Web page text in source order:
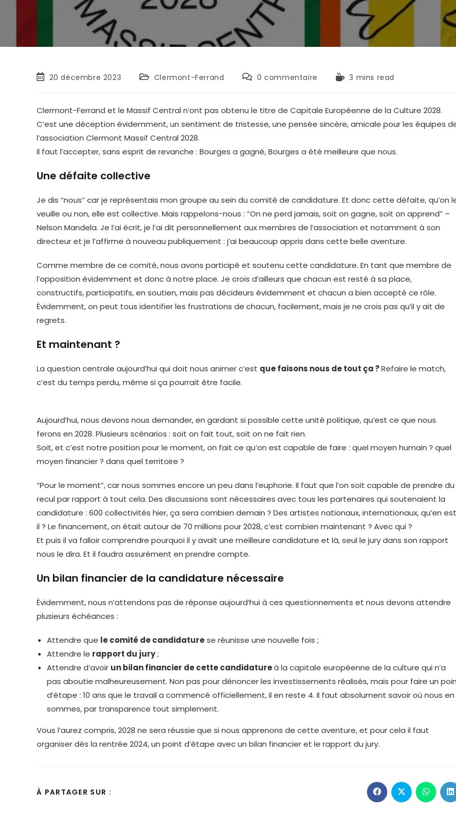
Publication
20 décembre 2023
PostClermont-Ferrand
Commentaires
publication :
0 commentaire
Temps3 mins read
Clermont-Ferrand et le Massif Central n’ont pas obtenu le titre de Capitale Européenne de la Culture 2028.
C’est une déception évidemment, un sentiment de tristesse, une pensée sincère, amicale pour les équipes
l’association Clermont Massif Central 2028.
Il faut l’accepter, sans esprit de revanche : Bourges a gagné, Bourges a été meilleure que nous.
Une défaite collective
Je dis “nous” car je représentais mon groupe au sein du comité de candidature. Et donc cette défaite, qu’on
veuille ou non, elle est collective. Mais rappelons-nous : “On ne perd jamais, soit on gagne, soit on apprend” –
Nelson Mandela. Je l’ai écrit, je l’ai dit personnellement aux membres de l’association et notamment à son
directeur et je l’affirme à nouveau publiquement : j’ai beaucoup appris dans cette belle aventure.
Comme membre de ce comité, nous avons participé et soutenu cette candidature. En tant que membre de
l’opposition évidemment et donc à notre place. Je crois d’ailleurs que chacun est resté à sa place,
constructifs, participatifs, en soutien, mais pas décideurs évidemment et chacun a bien accepté ce rôle.
Évidemment, on peut tous identifier les frustrations de chacun, facilement, mais je ne crois pas qu’il y ait de
regrets.
Et maintenant ?
La question centrale aujourd’hui qui doit nous animer c’est que faisons nous de tout ça ?Refaire le match,
c’est du temps perdu, même si ça pourrait être facile.
Aujourd’hui, nous devons nous demander, en gardant si possible cette unité politique, qu’est ce que nous
ferons en 2028. Plusieurs scénarios : soit on fait tout, soit on ne fait rien.
Soit, et c’est notre position pour le moment, on fait ce qu’on est capable de faire : quel moyen humain ? quel
moyen financier ? dans quel territoire ?
“Pour le moment”, car nous sommes encore un peu dans l’euphorie. Il faut que l’on soit capable de prendre du
recul par rapport à tout cela. Des discussions sont nécessaires avec tous les partenaires qui soutenaient la
candidature : 600 collectivités hier, ça sera combien demain ? Des artistes nationaux, internationaux, qu’en
il ? Le financement, on était autour de 70 millions pour 2028, c’est combien maintenant ? Avec qui ?
Et puis il va falloir comprendre pourquoi il y avait une meilleure candidature et là, seul le jury dans son rapport
nous le dira. Et il faudra assurément en prendre compte.
Un bilan financier de la candidature nécessaire
Évidemment, nous n’attendons pas de réponse aujourd’hui à ces questionnements et nous devons attendre
plusieurs échéances :
Attendre que le comité de candidaturese réunisse une nouvelle fois ;
Attendre le rapport du jury;
Attendre d’avoir un bilan financier de cette candidatureà la capitale européenne de la culture qui n’a
pas aboutie malheureusement. Non pas pour dénoncer les investissements réalisés, mais pour faire un
d’étape : 10 ans que le travail a commencé officiellement, il en reste 4. Il faut absolument savoir où nous en
sommes, par transparence tout simplement.
Vous l’aurez compris, 2028 ne sera réussie que si nous apprenons de cette aventure, et pour cela il faut
organiser dès la rentrée 2024, un point d’étape avec un bilan financier et le rapport du jury.
À PARTAGER SUR : Ouvrir
dans
Ouvrir
dans
Ouvrir
dans